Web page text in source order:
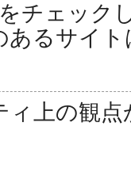
チェック
あるサイ
上の観